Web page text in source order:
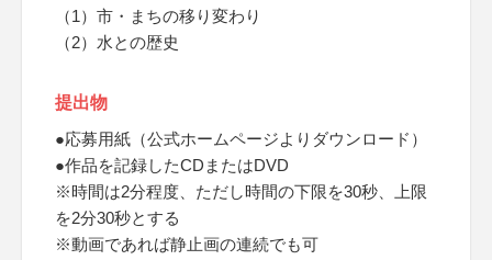
（1）市・まちの移り変わり
（2）水との歴史
提出物
●応募用紙（公式ホームページよりダウンロード）
●作品を記録したCDまたはDVD
※時間は2分程度、ただし時間の下限を30秒、上限
を2分30秒とする
※動画であれば静止画の連続でも可